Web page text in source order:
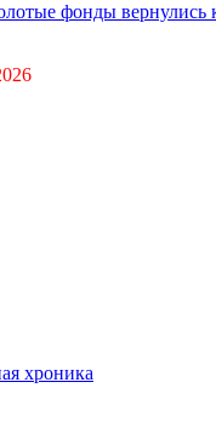
фонды вернулись
хроника